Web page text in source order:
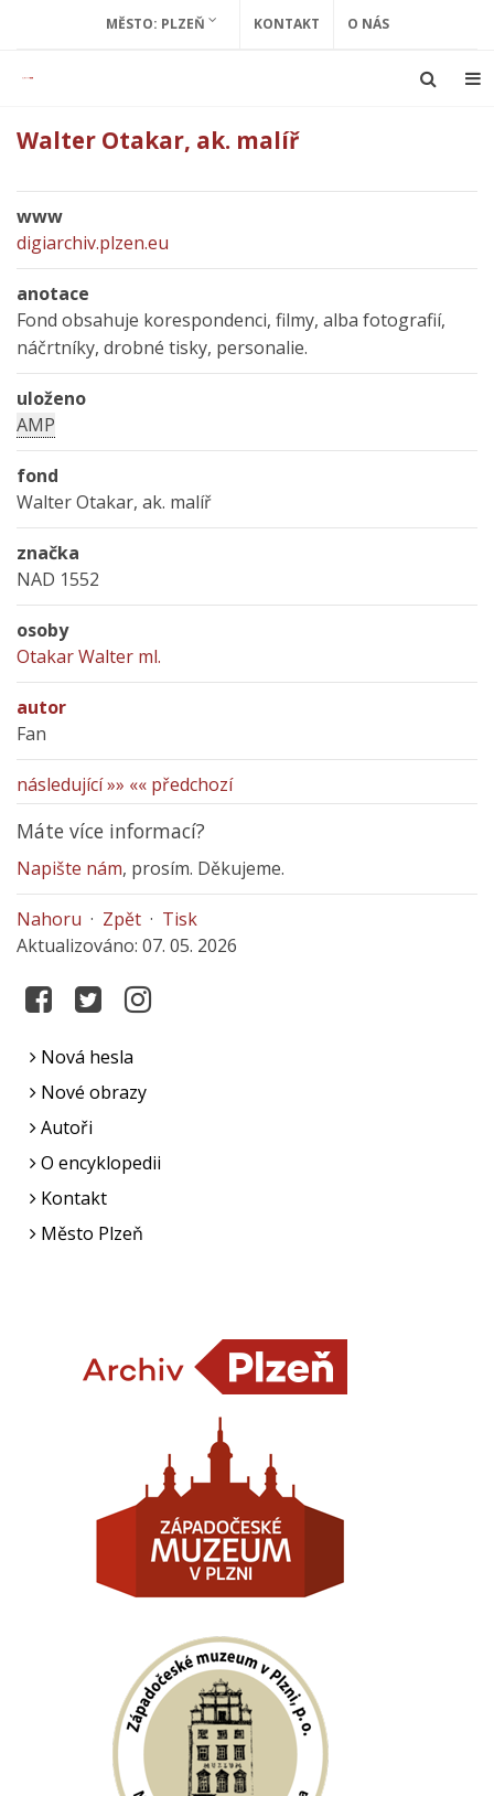
MĚSTO: PLZEŇ KONTAKT O NÁS
Walter Otakar, ak. malíř
www
digiarchiv.plzen.eu
anotace
Fond obsahuje korespondenci, filmy, alba fotografií,
náčrtníky, drobné tisky, personalie.
uloženo
AMP
fond
Walter Otakar, ak. malíř
značka
NAD 1552
osoby
Otakar Walter ml.
autor
Fan
následující »» «« předchozí
Máte více informací?
Napište nám, prosím. Děkujeme.
Nahoru · Zpět · Tisk
Aktualizováno: 07. 05. 2026
Nová hesla
Nové obrazy
Autoři
O encyklopedii
Kontakt
Město Plzeň